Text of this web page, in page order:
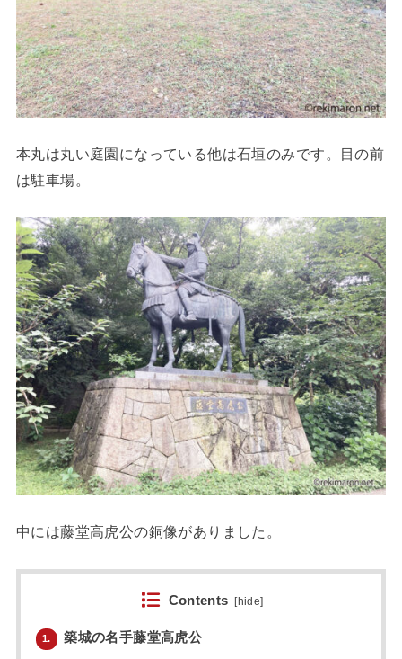
本丸は丸い庭園になっている他は石垣のみです。目の前
は駐車場。
中には藤堂高虎公の銅像がありました。
Contents [hide]
1. 築城の名手藤堂高虎公